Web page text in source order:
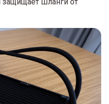
защищает шланги от